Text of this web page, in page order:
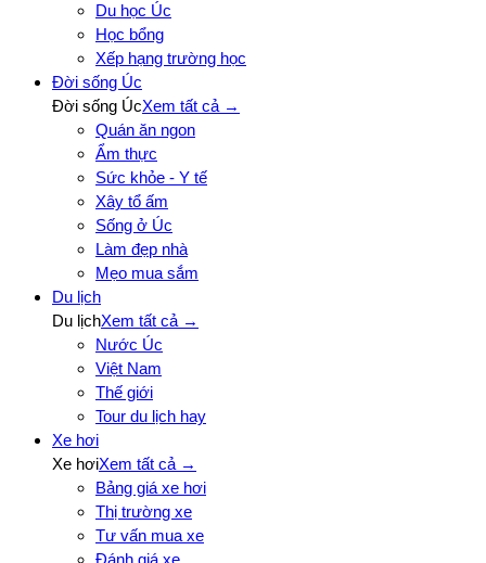
Du học Úc
Học bổng
Xếp hạng trường học
Đời sống Úc
Đời sống ÚcXem tất cả →
Quán ăn ngon
Ẩm thực
Sức khỏe - Y tế
Xây tổ ấm
Sống ở Úc
Làm đẹp nhà
Mẹo mua sắm
Du lịch
Du lịchXem tất cả →
Nước Úc
Việt Nam
Thế giới
Tour du lịch hay
Xe hơi
Xe hơiXem tất cả →
Bảng giá xe hơi
Thị trường xe
Tư vấn mua xe
Đánh giá xe